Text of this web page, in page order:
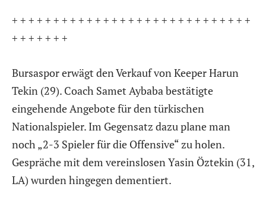
+ + + + + + + + + + + + + + + + + + + + + + + + + + + + +
+ + + + + + +
Bursaspor erwägt den Verkauf von Keeper Harun
Tekin (29). Coach Samet Aybaba bestätigte
eingehende Angebote für den türkischen
Nationalspieler. Im Gegensatz dazu plane man
noch „2-3 Spieler für die Offensive“ zu holen.
Gespräche mit dem vereinslosen Yasin Öztekin (31,
LA) wurden hingegen dementiert.